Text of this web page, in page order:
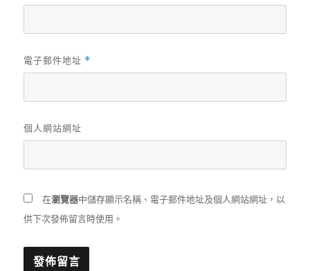
電子郵件地址 *
個人網站網址
在瀏覽器中儲存顯示名稱、電子郵件地址及個人網站網址，以
供下次發佈留言時使用。